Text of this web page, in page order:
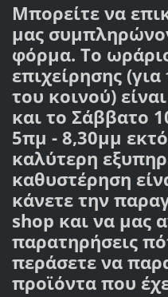
Μπορείτε να
μας
φόρμα. Το
επιχείρησης
του κοινού)
και το Σάββατο
5πμ - 8,30μμ
καλύτερη
καθυστέρηση
κάνετε την
shop και να μας
παρατηρήσεις
περάσετε να
προϊόντα που